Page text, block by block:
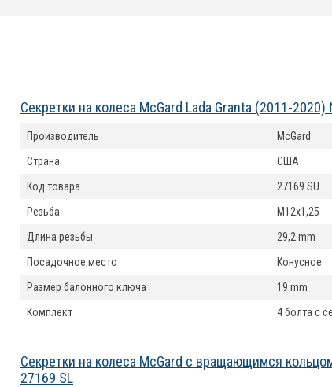
Секретки на колеса McGard Lada Granta (2011-
Производитель
McGard
Страна
США
Код товара
27169 SU
Резьба
M12x1,25
Длина резьбы
29,2 mm
Посадочное место
Конусное
Размер балонного ключа
19 mm
Комплект
4 болта с
Секретки на колеса McGard с вращающимся
27169 SL